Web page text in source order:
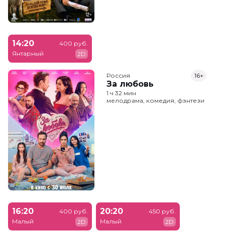
14:20
Янтарный
400 руб.
2D
Россия
За любовь
16+
1 ч 32 мин
мелодрама, комедия, фэнтези
16:20
Малый
400 руб.
2D
20:20
Малый
450 руб.
2D